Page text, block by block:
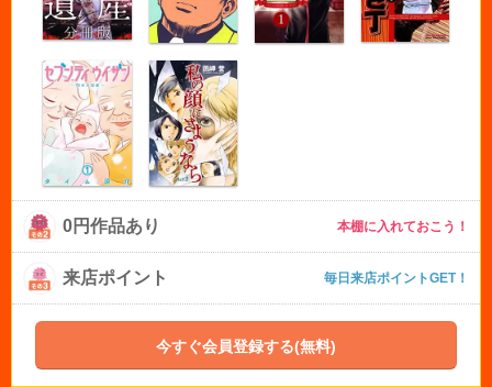
0円作品あり 本棚に入れておこう！
来店ポイント 毎日来店ポイントGET！
今すぐ会員登録する(無料)